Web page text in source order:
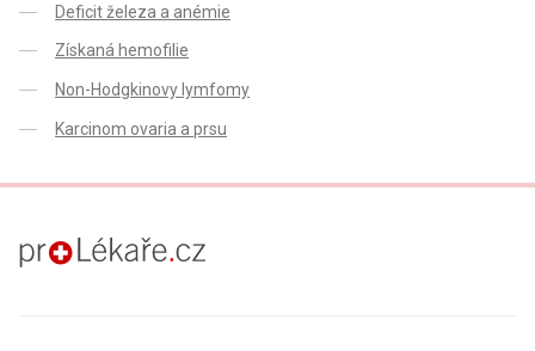
Deficit železa a anémie
Získaná hemofilie
Non-Hodgkinovy lymfomy
Karcinom ovaria a prsu
proLékaře.cz